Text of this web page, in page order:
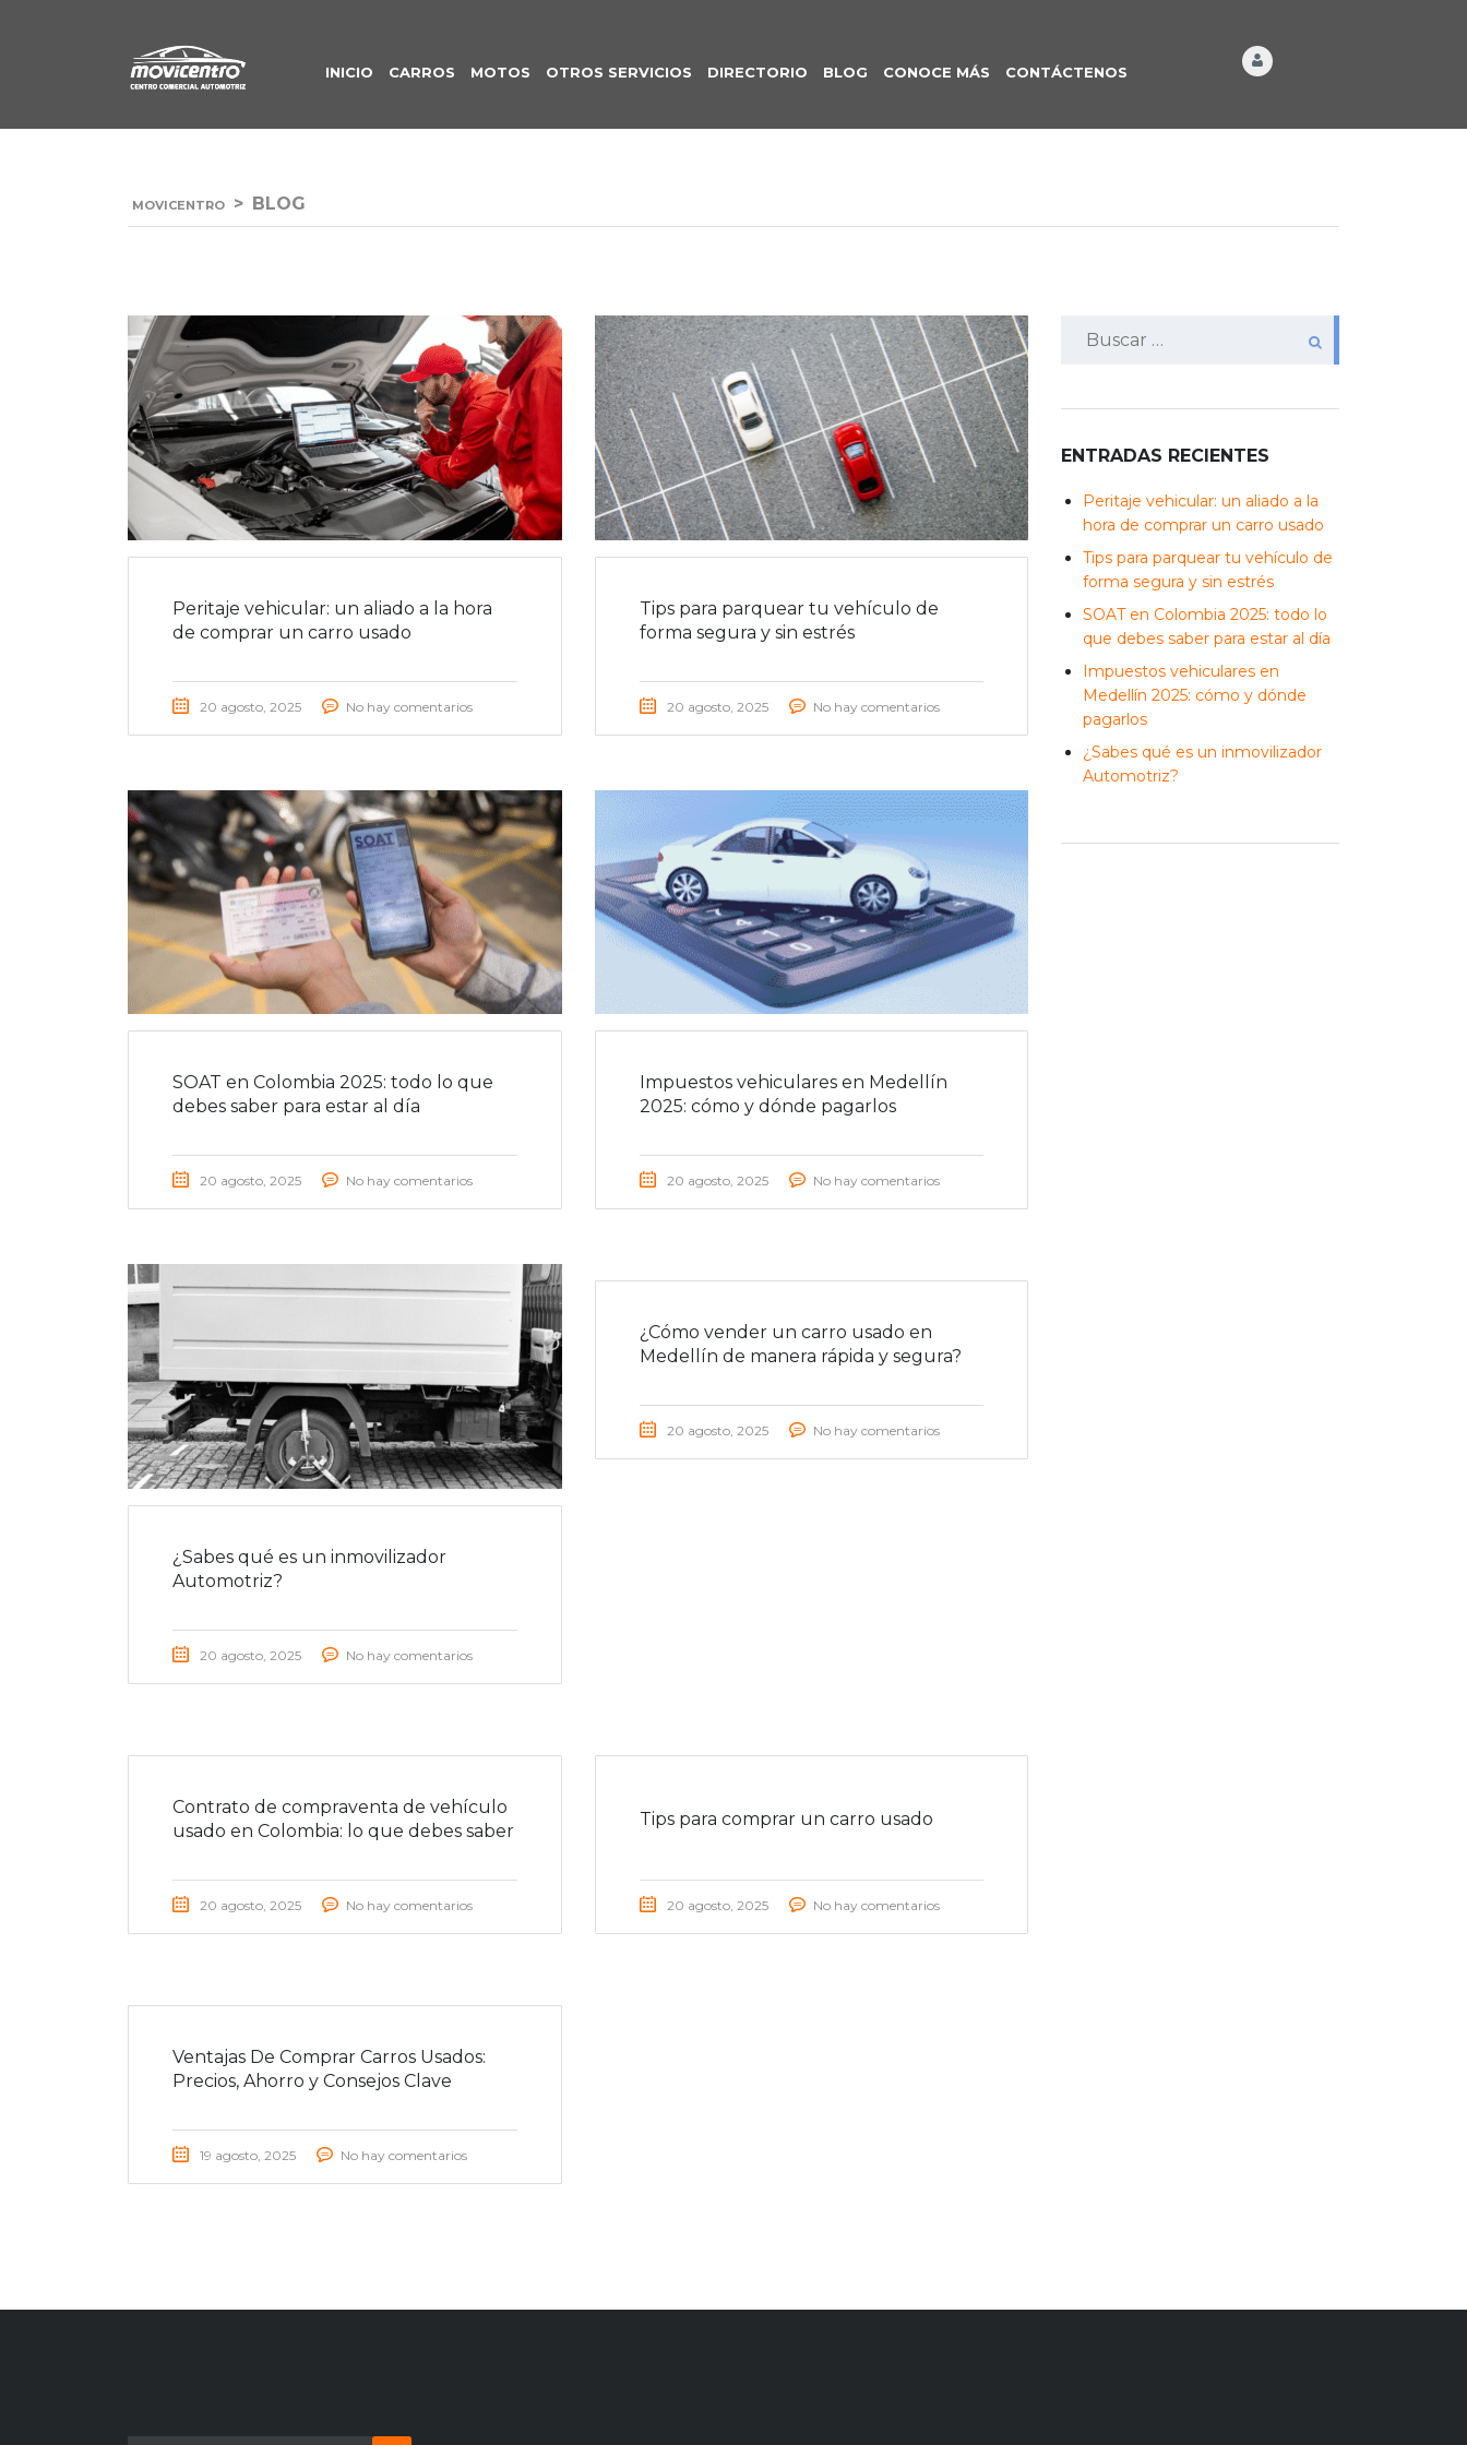
INICIO CARROS MOTOS OTROS SERVICIOS DIRECTORIO BLOG CONOCE MÁS CONTÁCTENOS
MOVICENTRO > BLOG
Peritaje vehicular: un aliado a la hora
de comprar un carro usado
20 agosto, 2025 No hay comentarios
Tips para parquear tu vehículo de
forma segura y sin estrés
20 agosto, 2025 No hay comentarios
SOAT en Colombia 2025: todo lo que
debes saber para estar al día
20 agosto, 2025 No hay comentarios
Impuestos vehiculares en Medellín
2025: cómo y dónde pagarlos
20 agosto, 2025 No hay comentarios
¿Sabes qué es un inmovilizador
Automotriz?
20 agosto, 2025 No hay comentarios
¿Cómo vender un carro usado en
Medellín de manera rápida y segura?
20 agosto, 2025 No hay comentarios
Contrato de compraventa de vehículo
usado en Colombia: lo que debes saber
20 agosto, 2025 No hay comentarios
Tips para comprar un carro usado
20 agosto, 2025 No hay comentarios
Ventajas De Comprar Carros Usados:
Precios, Ahorro y Consejos Clave
19 agosto, 2025 No hay comentarios
ENTRADAS RECIENTES
Peritaje vehicular: un aliado a la
hora de comprar un carro usado
Tips para parquear tu vehículo de
forma segura y sin estrés
SOAT en Colombia 2025: todo lo
que debes saber para estar al día
Impuestos vehiculares en
Medellín 2025: cómo y dónde
pagarlos
¿Sabes qué es un inmovilizador
Automotriz?